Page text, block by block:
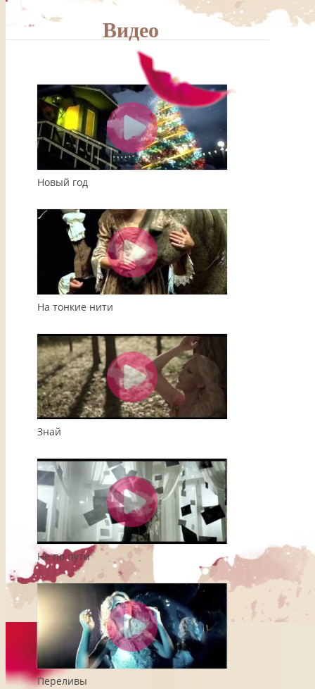
Видео
Новый год
На тонкие нити
Знай
Не по пути
Переливы